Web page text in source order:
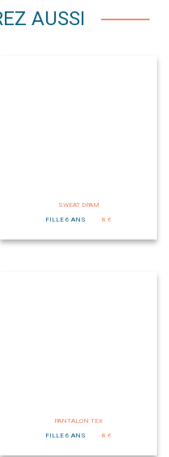
AUSSI
SWEAT DPAM
FILLE 6 ANS
8 €
PANTALON TEX
FILLE 6 ANS
8 €